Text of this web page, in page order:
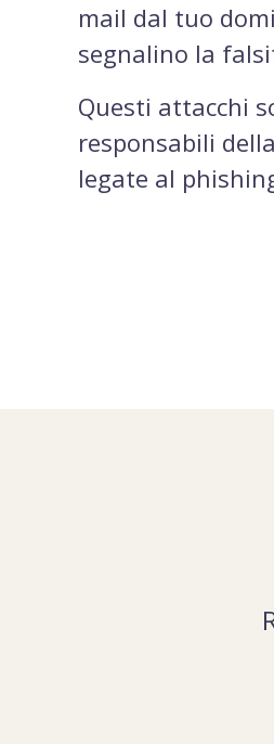
mail dal tuo
segnalino la
Questi attacchi
responsabili
legate al